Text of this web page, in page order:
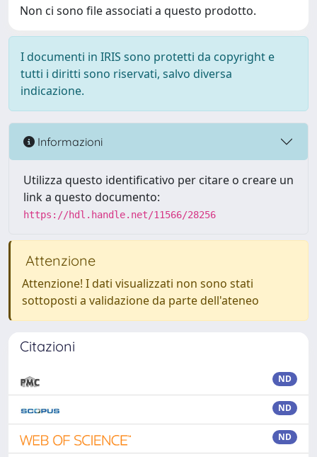
Non ci sono file associati a questo prodotto.
I documenti in IRIS sono protetti da copyright e
tutti i diritti sono riservati, salvo diversa
indicazione.
Informazioni
Utilizza questo identificativo per citare o creare un
link a questo documento:
https://hdl.handle.net/11566/28256
Attenzione
Attenzione! I dati visualizzati non sono stati
sottoposti a validazione da parte dell'ateneo
Citazioni
ND
ND
ND